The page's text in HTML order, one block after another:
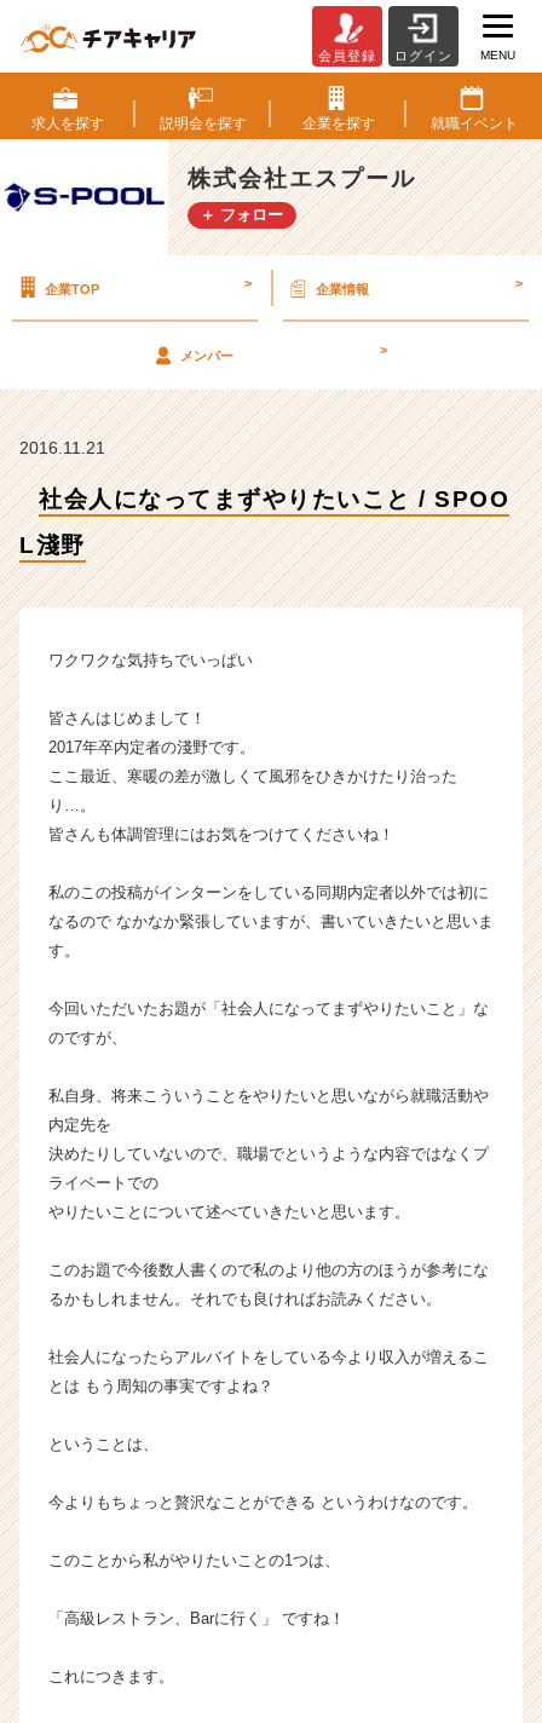
会
人
に
な
っ
て
り
こ
P
O
社
エ
ス
ー
タ
イ
イ
ン
ャ
成
企
か
ス
カ
く
活
イ
会員登録 ログイン MENU
求人を探す 説明会を探す 企業を探す 就職イベント
株式会社エスプール
＋ フォロー
企業TOP > 企業情報 >
メンバー >
2016.11.21
社会人になってまずやりたいこと / SPOO
L淺野
ワクワクな気持ちでいっぱい
皆さんはじめまして！
2017年卒内定者の淺野です。
ここ最近、寒暖の差が激しくて風邪をひきかけたり治った
り…。
皆さんも体調管理にはお気をつけてくださいね！
私のこの投稿がインターンをしている同期内定者以外では初に
なるので なかなか緊張していますが、書いていきたいと思いま
す。
今回いただいたお題が「社会人になってまずやりたいこと」な
のですが、
私自身、将来こういうことをやりたいと思いながら就職活動や
内定先を
決めたりしていないので、職場でというような内容ではなくプ
ライベートでの
やりたいことについて述べていきたいと思います。
このお題で今後数人書くので私のより他の方のほうが参考にな
るかもしれません。それでも良ければお読みください。
社会人になったらアルバイトをしている今より収入が増えるこ
とは もう周知の事実ですよね？
ということは、
今よりもちょっと贅沢なことができる というわけなのです。
このことから私がやりたいことの1つは、
「高級レストラン、Barに行く」 ですね！
これにつきます。